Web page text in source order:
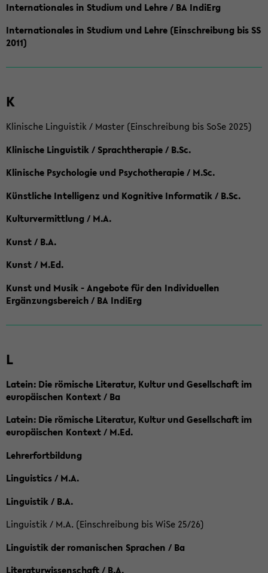
Internationales in Studium und Lehre / BA IndiErg
Internationales in Studium und Lehre (Einschreibung bis SS
2011)
K
Klinische Linguistik / Master (Einschreibung bis SoSe 2025)
Klinische Linguistik / Sprachtherapie / B.Sc.
Klinische Psychologie und Psychotherapie / M.Sc.
Künstliche Intelligenz und Kognitive Informatik / B.Sc.
Kulturvermittlung / M.A.
Kunst / B.A.
Kunst / M.Ed.
Kunst und Musik - Angebote für den Individuellen
Ergänzungsbereich / BA IndiErg
L
Latein: Die römische Literatur, Kultur und Gesellschaft im
europäischen Kontext / Ba
Latein: Die römische Literatur, Kultur und Gesellschaft im
europäischen Kontext / M.Ed.
Lehrerfortbildung
Linguistics / M.A.
Linguistik / B.A.
Linguistik / M.A. (Einschreibung bis WiSe 25/26)
Linguistik der romanischen Sprachen / Ba
Literaturwissenschaft / B.A.